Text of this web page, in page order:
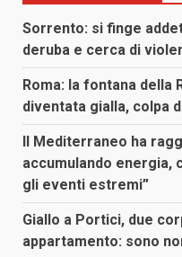
Sorrento: si finge
deruba e cerca di
Roma: la fontana della
diventata gialla, colpa
Il Mediterraneo ha
accumulando energia,
gli eventi estremi”
Giallo a Portici, due
appartamento: sono